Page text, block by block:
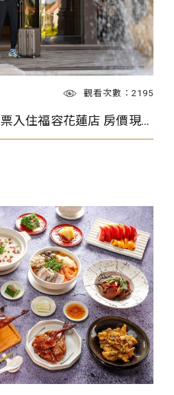
觀看次數：2195
持台鐵車票、加油發票入住福容花蓮店 房價現折500